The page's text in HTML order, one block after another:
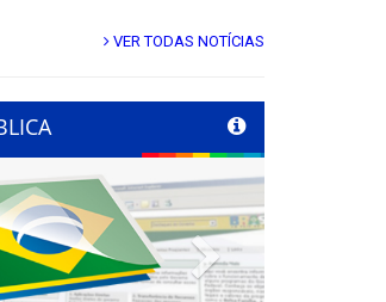
VER TODAS NOTÍCIAS
Next